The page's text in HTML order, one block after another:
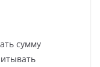
сумму